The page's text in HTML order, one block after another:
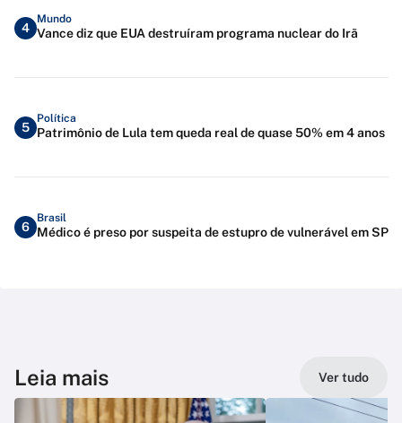
4
Mundo
Vance diz que EUA destruíram programa nuclear do Irã
5
Política
Patrimônio de Lula tem queda real de quase 50% em 4 anos
6
Brasil
Médico é preso por suspeita de estupro de vulnerável em SP
Leia mais Ver tudo